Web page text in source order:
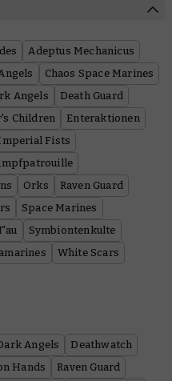
Adeptus Mechanicus
Chaos Space Marines
Angels
Death Guard
Children
Enteraktionen
Fists
Orks
Raven Guard
Space Marines
Symbiontenkulte
White Scars
Angels
Deathwatch
Hands
Raven Guard